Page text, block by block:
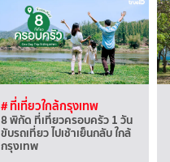
# ที่เที่ยวใกล้กรุงเทพ
8 พิกัด ที่เที่ยวครอบครัว 1 วัน
ขับรถเที่ยว ไปเช้าเย็นกลับ ใกล้
กรุงเทพ